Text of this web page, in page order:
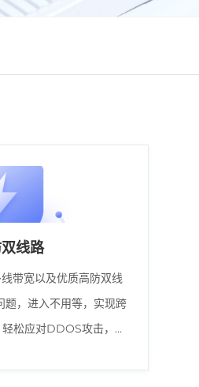
线路
带宽以及优质高防双线
题，进入不用等，实现跨
松应对DDOS攻击，保